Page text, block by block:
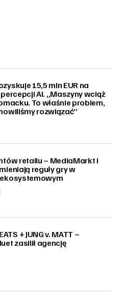
15,5 mln EUR na
AI. „Maszyny wciąż
To właśnie problem,
rozwiązać”
retailu – MediaMarkt i
reguły gry w
+ JUNG v. MATT –
zasilił agencję